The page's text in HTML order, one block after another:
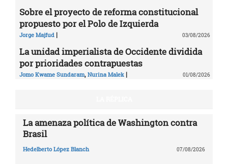
Sobre el proyecto de reforma constitucional
propuesto por el Polo de Izquierda
Jorge Majfud | 03/08/2026
La unidad imperialista de Occidente dividida
por prioridades contrapuestas
Jomo Kwame Sundaram, Nurina Malek | 01/08/2026
La amenaza política de Washington contra
Brasil
Hedelberto López Blanch 07/08/2026